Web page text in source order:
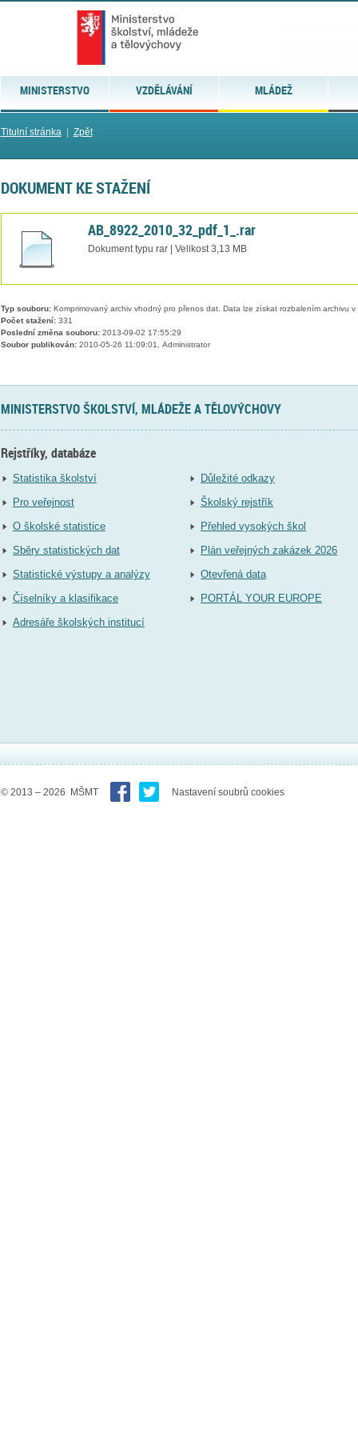
MINISTERSTVO VZDĚLÁVÁNÍ MLÁDEŽ
Titulní stránka| Zpět
DOKUMENT KE STAŽENÍ
AB_8922_2010_32_pdf_1_.rar
Dokument typu rar | Velikost 3,13 MB
Typ souboru:Komprimovaný archiv vhodný pro přenos dat. Data lze získat rozbalením archivu
Počet stažení:331
Poslední změna souboru:2013-09-02 17:55:29
Soubor publikován:2010-05-26 11:09:01, Administrator
MINISTERSTVO ŠKOLSTVÍ, MLÁDEŽE A TĚLOVÝCHOVY
Rejstříky, databáze
Statistika školství
Pro veřejnost
O školské statistice
Sběry statistických dat
Statistické výstupy a analýzy
Číselníky a klasifikace
Adresáře školských institucí
Důležité odkazy
Školský rejstřík
Přehled vysokých škol
Plán veřejných zakázek 2026
Otevřená data
PORTÁL YOUR EUROPE
© 2013 – 2026 MŠMT Nastavení soubrů cookies